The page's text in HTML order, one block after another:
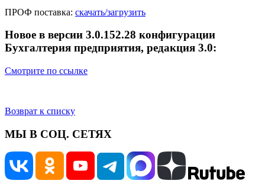
ПРОФ поставка: скачать/загрузить
Новое в версии 3.0.152.28 конфигурации
Бухгалтерия предприятия, редакция 3.0:
Смотрите по ссылке
Возврат к списку
МЫ В СОЦ. СЕТЯХ